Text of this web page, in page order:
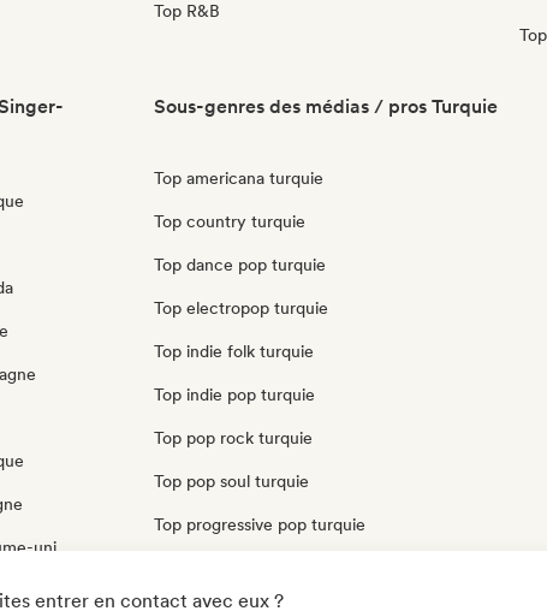
Top R&B
uni
Sous-genres des médias / pros Turquie
Top americana turquie
Top country turquie
Top dance pop turquie
Top electropop turquie
Top indie folk turquie
Top indie pop turquie
Top pop rock turquie
Top pop soul turquie
Top progressive pop turquie
entrer en contact avec eux ?